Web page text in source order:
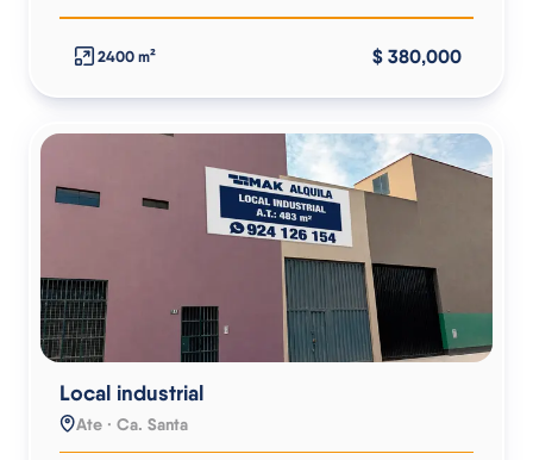
2400 m² $ 380,000
Local industrial
Ate · Ca. Santa